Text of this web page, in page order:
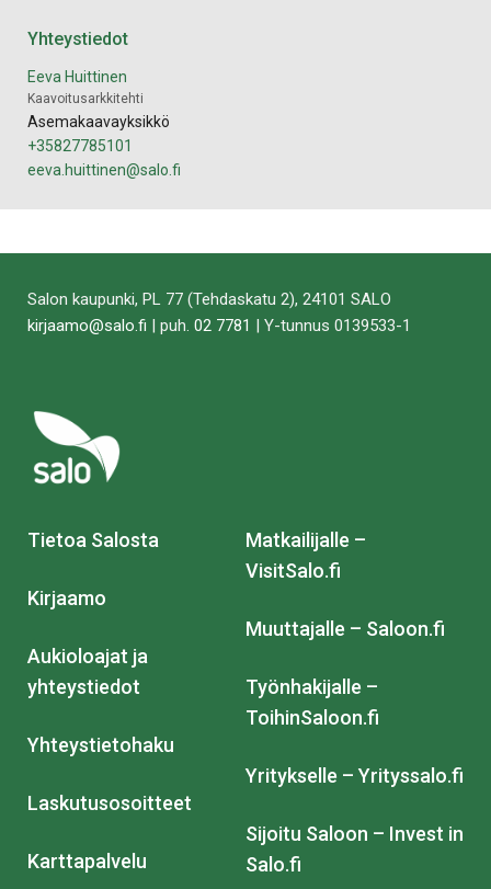
Yhteystiedot
Eeva Huittinen
Kaavoitusarkkitehti
Asemakaavayksikkö
+35827785101
eeva.huittinen@salo.fi
Salon kaupunki, PL 77 (Tehdaskatu 2), 24101 SALO
kirjaamo@salo.fi | puh. 02 7781 | Y-tunnus 0139533-1
Tietoa Salosta
Kirjaamo
Aukioloajat ja
yhteystiedot
Yhteystietohaku
Laskutusosoitteet
Karttapalvelu
Matkailijalle –
VisitSalo.fi
Muuttajalle – Saloon.fi
Työnhakijalle –
ToihinSaloon.fi
Yritykselle – Yrityssalo.fi
Sijoitu Saloon – Invest in
Salo.fi